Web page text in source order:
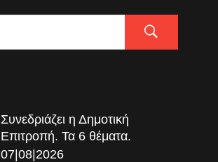
Συνεδριάζει η Δημοτική
Επιτροπή. Τα 6 θέματα.
07|08|2026